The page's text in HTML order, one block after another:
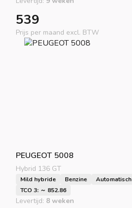
539
Prijs per maand excl. BTW
PEUGEOT 5008
Hybrid 136 GT
Mild hybride Benzine Automatisch
TCO 3: ～ 852.86
Levertijd: 8 weken